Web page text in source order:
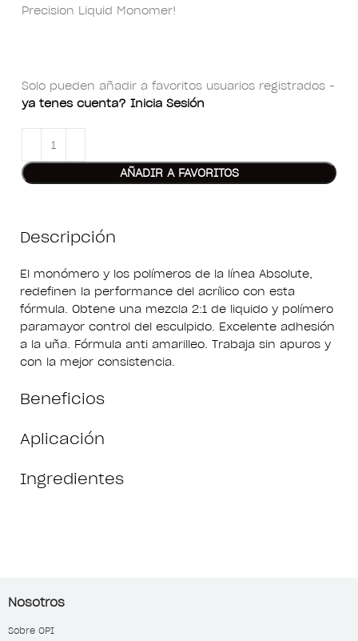
Precision Liquid Monomer!
Solo pueden añadir a favoritos usuarios registrados -
ya tenes cuenta? Inicia Sesión
AÑADIR A FAVORITOS
Descripción
El monómero y los polímeros de la línea Absolute,
redefinen la performance del acrílico con esta
fórmula. Obtene una mezcla 2:1 de liquido y polímero
paramayor control del esculpido. Excelente adhesión
a la uña. Fórmula anti amarilleo. Trabaja sin apuros y
con la mejor consistencia.
Beneficios
Aplicación
Ingredientes
Nosotros
Sobre OPI